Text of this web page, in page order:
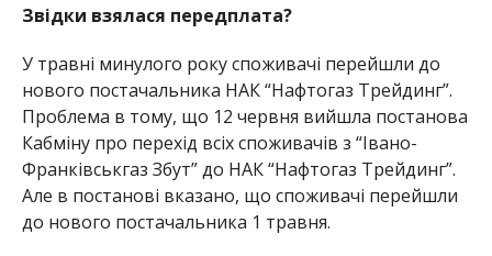
Звідки взялася передплата?
У травні минулого року споживачі перейшли до
нового постачальника НАК “Нафтогаз Трейдинг”.
Проблема в тому, що 12 червня вийшла постанова
Кабміну про перехід всіх споживачів з “Івано-
Франківськгаз Збут” до НАК “Нафтогаз Трейдинг”.
Але в постанові вказано, що споживачі перейшли
до нового постачальника 1 травня.